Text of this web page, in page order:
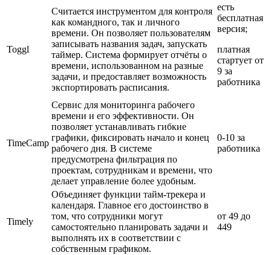
Toggl
Считается инструментом для контроля
как командного, так и личного
времени. Он позволяет пользователям
записывать названия задач, запускать
таймер. Система формирует отчёты о
времени, использованном на разные
задачи, и предоставляет возможность
экспортировать расписания.
есть
бесплатная
версия;
платная
стартует от
9 за
работника
TimeCamp
Сервис для мониторинга рабочего
времени и его эффективности. Он
позволяет устанавливать гибкие
графики, фиксировать начало и конец
рабочего дня. В системе
предусмотрена фильтрация по
проектам, сотрудникам и времени, что
делает управление более удобным.
0-10 за
работника
Timely
Объединяет функции тайм-трекера и
календаря. Главное его достоинство в
том, что сотрудники могут
самостоятельно планировать задачи и
выполнять их в соответствии с
собственным графиком.
от 49 до
449